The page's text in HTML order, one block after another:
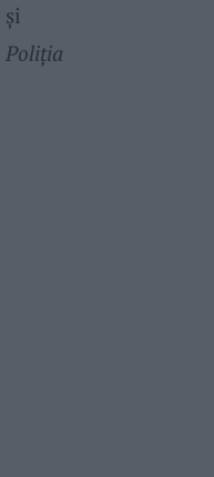
Poliția